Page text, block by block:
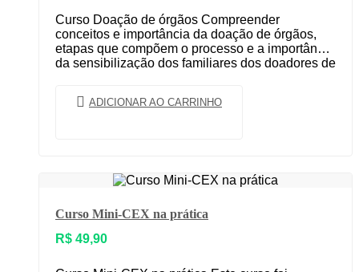
Curso Doação de órgãos Compreender
conceitos e importância da doação de órgãos,
etapas que compõem o processo e a importância
da sensibilização dos familiares dos doadores de
ADICIONAR AO CARRINHO
Curso Mini-CEX na prática
R$ 49,90